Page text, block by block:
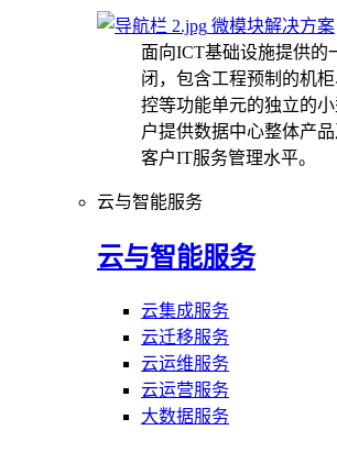
微模块解决方案
面向ICT基础设施提供的
闭，包含工程预制的机
控等功能单元的独立的
户提供数据中心整体产
客户IT服务管理水平。
云与智能服务
云与智能服务
云集成服务
云迁移服务
云运维服务
云运营服务
大数据服务